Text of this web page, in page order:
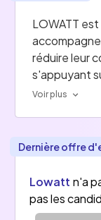
LOWATT
réduire leur
s'appuyant
la décision
motivant,
partage.
technique.
Voir plus
Dernière offre
Lowatt n'a
pas les